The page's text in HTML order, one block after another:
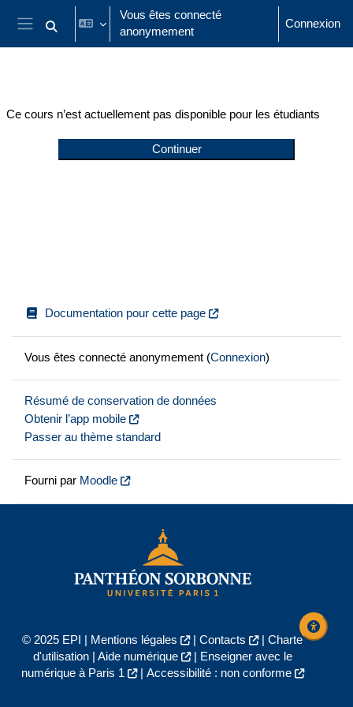
Passer au contenu principal
Panneau latéral
Activer/désactiver la saisie de recherche
Vous êtes connecté
anonymement
Connexion
Ce cours n’est actuellement pas disponible pour les étudiants
Continuer
Documentation pour cette page
Vous êtes connecté anonymement (Connexion)
Résumé de conservation de données
Obtenir l’app mobile
Passer au thème standard
Fourni par Moodle
© 2025 EPI | Mentions légales | Contacts | Charte
d'utilisation| Aide numérique |
Enseigner avec le
numérique à Paris 1
| Accessibilité : non conforme